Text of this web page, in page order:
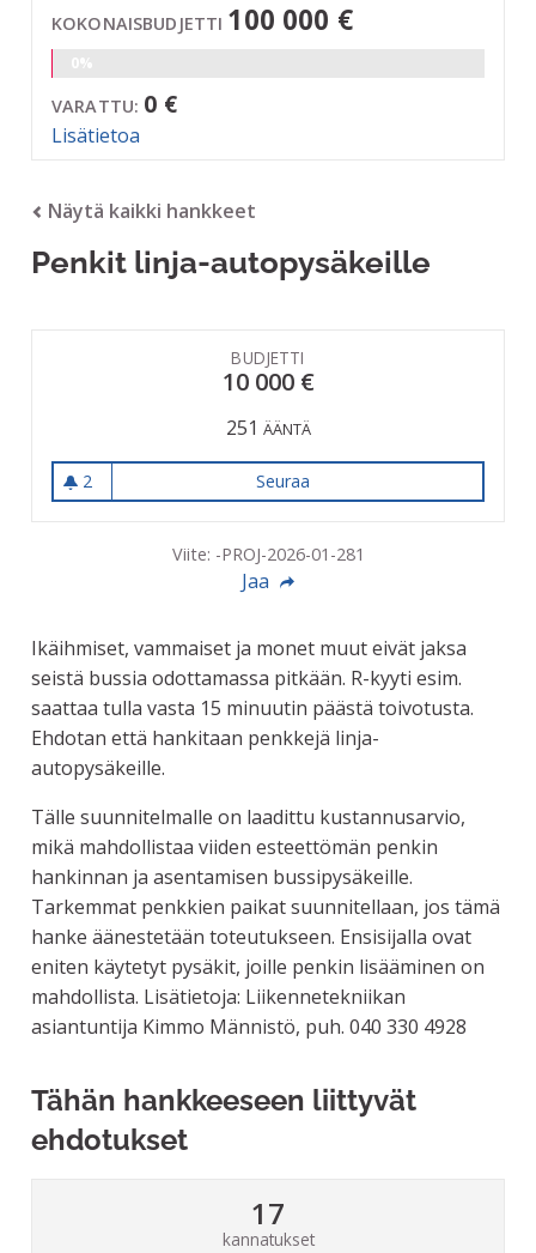
KOKONAISBUDJETTI 100 000 €
VARATTU: 0 €
Lisätietoa
Näytä kaikki hankkeet
Penkit linja-autopysäkeille
BUDJETTI
10 000 €
251 ÄÄNTÄ
2
2 seuraajaa
Seuraa
Viite: -PROJ-2026-01-281
Jaa
Ikäihmiset, vammaiset ja monet muut eivät jaksa
seistä bussia odottamassa pitkään. R-kyyti esim.
saattaa tulla vasta 15 minuutin päästä toivotusta.
Ehdotan että hankitaan penkkejä linja-
autopysäkeille.
Tälle suunnitelmalle on laadittu kustannusarvio,
mikä mahdollistaa viiden esteettömän penkin
hankinnan ja asentamisen bussipysäkeille.
Tarkemmat penkkien paikat suunnitellaan, jos tämä
hanke äänestetään toteutukseen. Ensisijalla ovat
eniten käytetyt pysäkit, joille penkin lisääminen on
mahdollista. Lisätietoja: Liikennetekniikan
asiantuntija Kimmo Männistö, puh. 040 330 4928
Tähän hankkeeseen liittyvät
ehdotukset
17
kannatukset